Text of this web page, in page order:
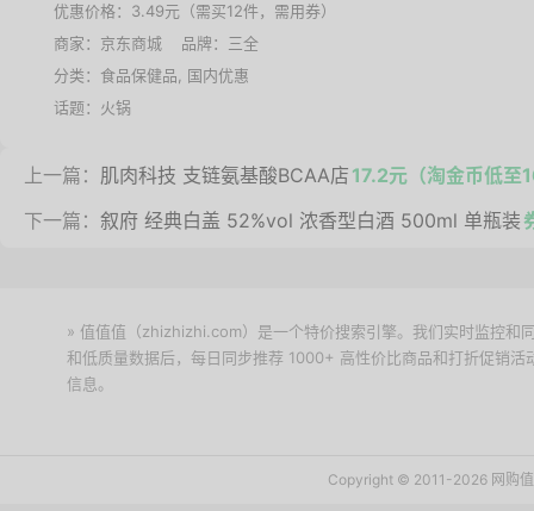
优惠价格： 3.49元（需买12件，需用券）
商家： 京东商城 品牌： 三全
分类： 食品保健品
国内优惠
话题： 火锅
上一篇： 肌肉科技 支链氨基酸BCAA店 17.2元（淘金币低至
下一篇： 叙府 经典白盖 52%vol 浓香型白酒 500ml 单瓶装
» 值值值（zhizhizhi.com）是一个特价搜索引擎。我们实时监控和
和低质量数据后，每日同步推荐 1000+ 高性价比商品和打折促销
信息。
Copyright © 2011-2026 网购